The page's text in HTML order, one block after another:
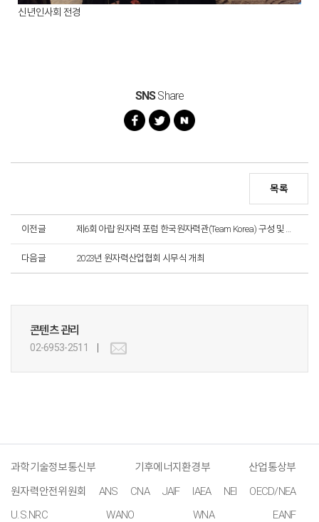
신년인사회 전경
SNSShare
목록
이전글 제6회 아랍 원자력 포럼 한국원자력관(Team Korea) 구성 및 참가
다음글 2023년 원자력산업협회 시무식 개최
콘텐츠 관리
02-6953-2511
과학기술정보통신부 기후에너지환경부
산업통상부
원자력안전위원회
ANS CNA JAIF IAEA NEI
OECD/NEA
U.S.NRC
WANO WNA EANF